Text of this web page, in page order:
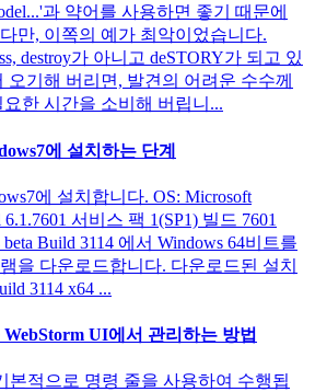
과 약어를 사용하면 좋기 때문에
만, 이쪽의 예가 최악이었습니다.
destroy가 아니고 deSTORY가 되고 있
오기해 버리면, 발견의 어려운 수수께
한 시간을 소비해 버립니...
에 설치하는 단계
에 설치합니다. OS: Microsoft
6.1.7601 서비스 팩 1(SP1) 빌드 7601
Build 3114 에서 Windows 64비트를
을 다운로드합니다. 다운로드된 설치
3114 x64 ...
UI에서 관리하는 방법
본적으로 명령 줄을 사용하여 수행됩